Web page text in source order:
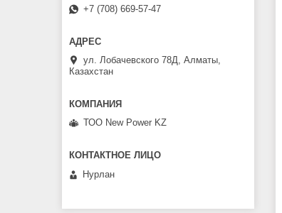
+7 (708) 669-57-47
ул. Лобачевского 78Д, Алматы,
Казахстан
ТОО New Power KZ
Нурлан